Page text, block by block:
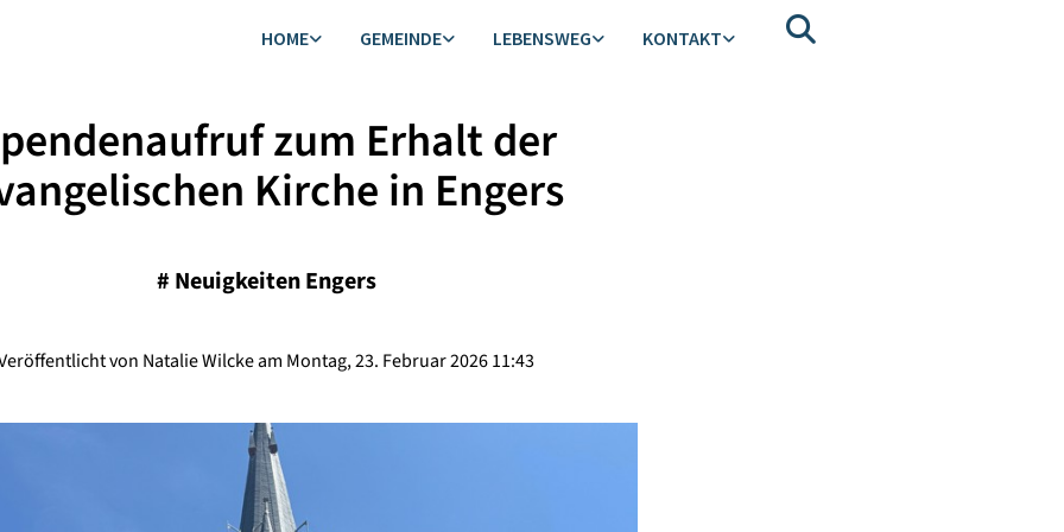
HOME GEMEINDE LEBENSWEG KONTAKT
zum Erhalt der
Kirche in Engers
# Neuigkeiten Engers
von Natalie Wilcke am Montag, 23. Februar 2026 11:43